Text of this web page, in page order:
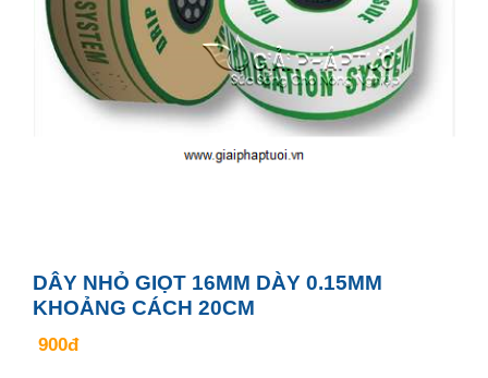
DÂY NHỎ GIỌT 16MM DÀY 0.15MM
KHOẢNG CÁCH 20CM
900đ